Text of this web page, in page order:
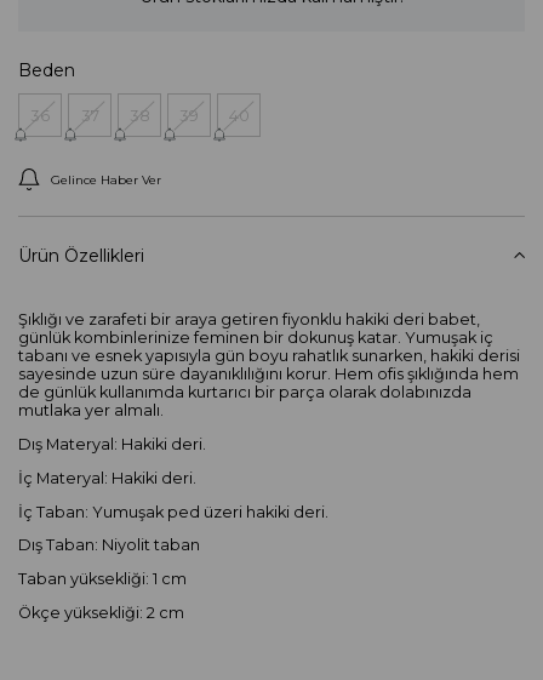
Beden
36 37 38 39 40
Gelince Haber Ver
Ürün Özellikleri
Şıklığı ve zarafeti bir araya getiren fiyonklu hakiki deri babet,
günlük kombinlerinize feminen bir dokunuş katar. Yumuşak iç
tabanı ve esnek yapısıyla gün boyu rahatlık sunarken, hakiki derisi
sayesinde uzun süre dayanıklılığını korur. Hem ofis şıklığında hem
de günlük kullanımda kurtarıcı bir parça olarak dolabınızda
mutlaka yer almalı.
Dış Materyal: Hakiki deri.
İç Materyal: Hakiki deri.
İç Taban: Yumuşak ped üzeri hakiki deri.
Dış Taban: Niyolit taban
Taban yüksekliği: 1 cm
Ökçe yüksekliği: 2 cm